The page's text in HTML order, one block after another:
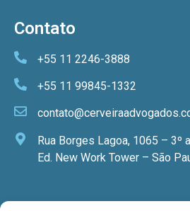
Contato
+55 11 2246-3888
+55 11 99845-1332
Rua Borges Lagoa, 1065 – 3º
Ed. New Work Tower – São